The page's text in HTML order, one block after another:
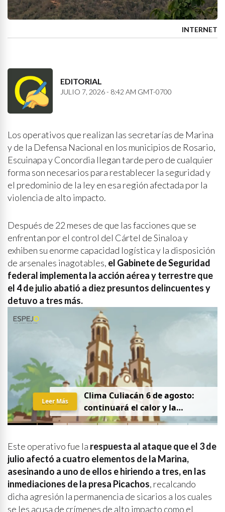
INTERNET
EDITORIAL
JULIO 7, 2026 - 8:42 AM GMT-0700
Los operativos que realizan las secretarías de Marina
y de la Defensa Nacional en los municipios de Rosario,
Escuinapa y Concordia llegan tarde pero de cualquier
forma son necesarios para restablecer la seguridad y
el predominio de la ley en esa región afectada por la
violencia de alto impacto.
Después de 22 meses de que las facciones que se
enfrentan por el control del Cártel de Sinaloa y
exhiben su enorme capacidad logística y la disposición
de arsenales inagotables, el Gabinete de Seguridad
federal implementa la acción aérea y terrestre que
el 4 de julio abatió a diez presuntos delincuentes y
detuvo a tres más.
Clima Culiacán 6 de agosto:
continuará el calor y la
probabilidad de lluvia
Leer Más
Este operativo fue la respuesta al ataque que el 3 de
julio afectó a cuatro elementos de la Marina,
asesinando a uno de ellos e hiriendo a tres, en las
inmediaciones de la presa Picachos, recalcando
dicha agresión la permanencia de sicarios a los cuales
se les acusa de crímenes de alto impacto como el